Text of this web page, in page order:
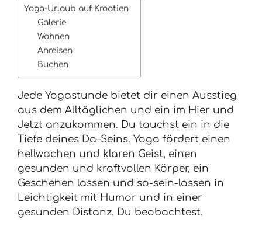
Yoga-Urlaub auf Kroatien
Galerie
Wohnen
Anreisen
Buchen
Jede Yogastunde bietet dir einen Ausstieg
aus dem Alltäglichen und ein im Hier und
Jetzt anzukommen. Du tauchst ein in die
Tiefe deines Da–Seins. Yoga fördert einen
hellwachen und klaren Geist, einen
gesunden und kraftvollen Körper, ein
Geschehen lassen und so-sein-lassen in
Leichtigkeit mit Humor und in einer
gesunden Distanz. Du beobachtest.